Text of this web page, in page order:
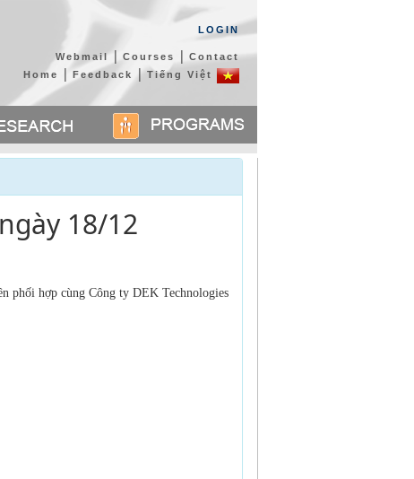
LOGIN
Webmail| Courses | Contact
Home
| Feedback |Tiếng Việt
18/12
phối hợp cùng Công ty DEK Technologies